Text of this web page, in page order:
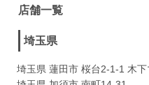
店舗一覧
埼玉県
埼玉県 蓮田市 桜台2-1-1 木